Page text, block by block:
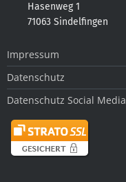
Hasenweg 1
71063 Sindelfingen
Impressum
Datenschutz
Datenschutz Social Media